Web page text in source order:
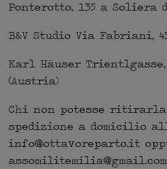
Ponterotto, 135 a Soliera
B&V Studio Via Fabriani,
Karl Häuser
(Austria)
Chi non potesse
spedizione a domicilio
info@ottavoreparto.it